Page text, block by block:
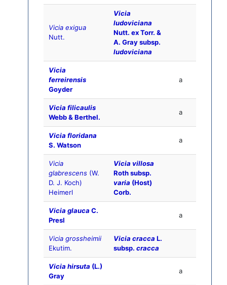
Vicia exigua
Nutt.
Vicia
ludoviciana
Nutt. ex Torr. &
A. Gray subsp.
ludoviciana
Vicia
ferreirensis
Goyder
a
Vicia filicaulis
Webb & Berthel.
a
Vicia floridana
S. Watson
a
Vicia
glabrescens (W.
D. J. Koch)
Heimerl
Vicia villosa
Roth subsp.
varia (Host)
Corb.
Vicia glauca C.
Presl
a
Vicia grossheimii
Ekutim.
Vicia cracca L.
subsp. cracca
Vicia hirsuta (L.)
Gray
a